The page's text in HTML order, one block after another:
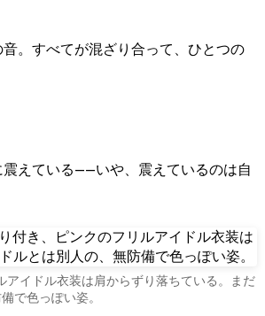
えている——いや、震えているのは自
イドル衣装は肩からずり落ちている。まだ
で色っぽい姿。